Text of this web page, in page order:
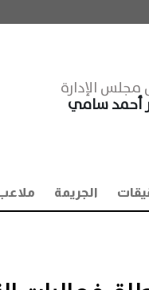
مجلس الإدارة
أحمد سامي
الجريمة